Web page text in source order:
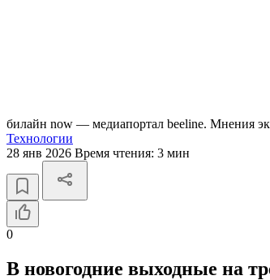
билайн now — медиапортал beeline. Мнения
Технологии
28 янв 2026 Время чтения: 3 мин
0
В новогодние выходные на